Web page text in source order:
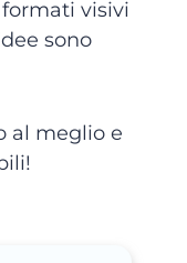
visivi
sono
al meglio e